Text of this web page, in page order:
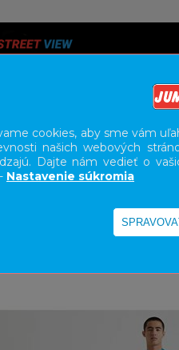
SERVIS SLUŽBY
cookies, aby sme vám
našich webových
Dajte nám vedieť o
Nastavenie súkromia